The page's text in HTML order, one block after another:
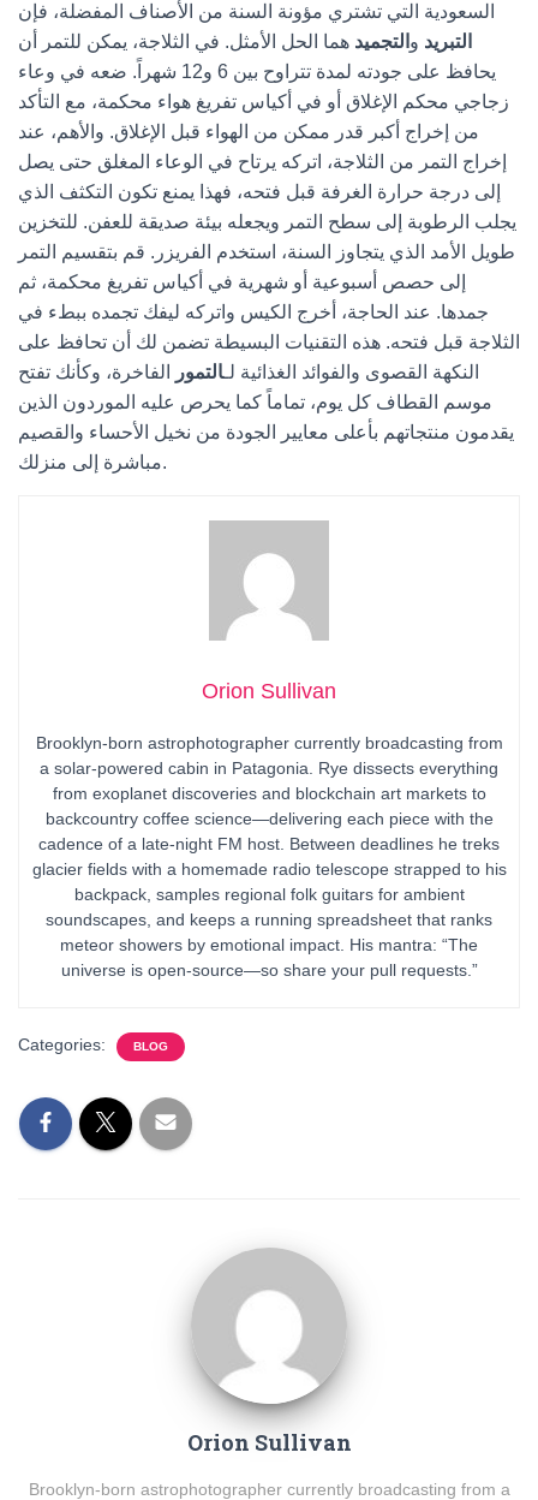
السعودية التي تشتري مؤونة السنة من الأصناف المفضلة، فإن
التبريد و التجميد هما الحل الأمثل. في الثلاجة، يمكن للتمر أن
يحافظ على جودته لمدة تتراوح بين 6 و12 شهراً. ضعه في وعاء
زجاجي محكم الإغلاق أو في أكياس تفريغ هواء محكمة، مع التأكد
من إخراج أكبر قدر ممكن من الهواء قبل الإغلاق. والأهم، عند
إخراج التمر من الثلاجة، اتركه يرتاح في الوعاء المغلق حتى يصل
إلى درجة حرارة الغرفة قبل فتحه، فهذا يمنع تكون التكثف الذي
يجلب الرطوبة إلى سطح التمر ويجعله بيئة صديقة للعفن. للتخزين
طويل الأمد الذي يتجاوز السنة، استخدم الفريزر. قم بتقسيم التمر
إلى حصص أسبوعية أو شهرية في أكياس تفريغ محكمة، ثم
جمدها. عند الحاجة، أخرج الكيس واتركه ليفك تجمده ببطء في
الثلاجة قبل فتحه. هذه التقنيات البسيطة تضمن لك أن تحافظ على
النكهة القصوى والفوائد الغذائية لـالتمور
الفاخرة، وكأنك تفتح
موسم القطاف كل يوم، تماماً كما يحرص عليه الموردون الذين
يقدمون منتجاتهم بأعلى معايير الجودة من نخيل الأحساء والقصيم
مباشرة إلى منزلك.
Orion Sullivan
Brooklyn-born astrophotographer currently broadcasting from
a solar-powered cabin in Patagonia. Rye dissects everything
from exoplanet discoveries and blockchain art markets to
backcountry coffee science—delivering each piece with the
cadence of a late-night FM host. Between deadlines he treks
glacier fields with a homemade radio telescope strapped to his
backpack, samples regional folk guitars for ambient
soundscapes, and keeps a running spreadsheet that ranks
meteor showers by emotional impact. His mantra: “The
universe is open-source—so share your pull requests.”
Categories: BLOG
Orion Sullivan
Brooklyn-born astrophotographer currently broadcasting from a